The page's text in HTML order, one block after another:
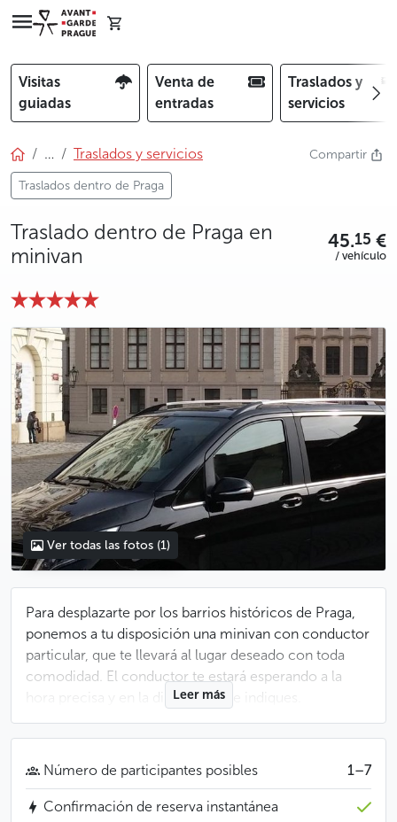
Visitas
guiadas
Venta de
entradas
Traslados y
servicios
… Traslados y servicios
Traslados dentro de Praga
Compartir
Traslado dentro de Praga en
minivan
45.15 €
/ vehículo
Ver todas las fotos (1)
Para desplazarte por los barrios históricos de Praga,
ponemos a tu disposición una minivan con conductor
particular, que te llevará al lugar deseado con toda
comodidad. El conductor te estará esperando a la
hora precisa y en la dirección que indiques.
Útil
Es posible reservar el traslado con una antelación
mínima de 9 horas.
Leer más
Número de participantes posibles 1–7
Confirmación de reserva instantánea